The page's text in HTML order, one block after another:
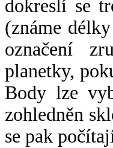
dokreslí se
(známe
označení
planetky,
Body lze
zohledněn
se pak